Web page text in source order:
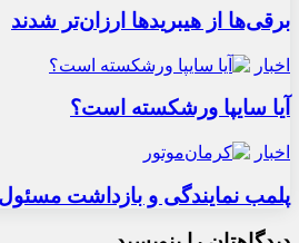
برقی‌ها از هیبریدها ارزان‌تر شدند
اخبار
آیا سایپا ورشکسته است؟
اخبار
پلمب نمایندگی و بازداشت